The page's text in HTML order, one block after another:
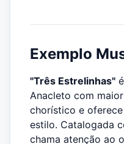
Exemplo
"Três Estrelinhas"
Anacleto com
chorístico e
estilo. Catalogada
chama atenção ao